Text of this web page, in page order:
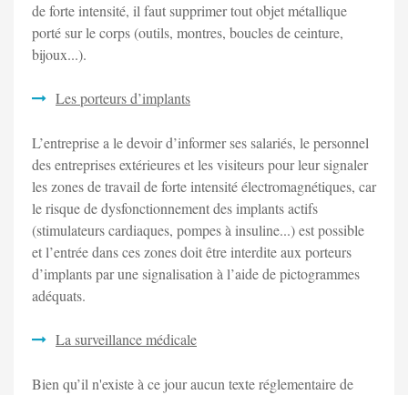
de forte intensité, il faut supprimer tout objet métallique
porté sur le corps (outils, montres, boucles de ceinture,
bijoux...).
Les porteurs d’implants
L’entreprise a le devoir d’informer ses salariés, le personnel
des entreprises extérieures et les visiteurs pour leur signaler
les zones de travail de forte intensité électromagnétiques, car
le risque de dysfonctionnement des implants actifs
(stimulateurs cardiaques, pompes à insuline...) est possible
et l’entrée dans ces zones doit être interdite aux porteurs
d’implants par une signalisation à l’aide de pictogrammes
adéquats.
La surveillance médicale
Bien qu’il n'existe à ce jour aucun texte réglementaire de